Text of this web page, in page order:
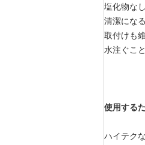
塩化物な
清潔にな
取付けも
水注ぐこ
使用する
ハイテク